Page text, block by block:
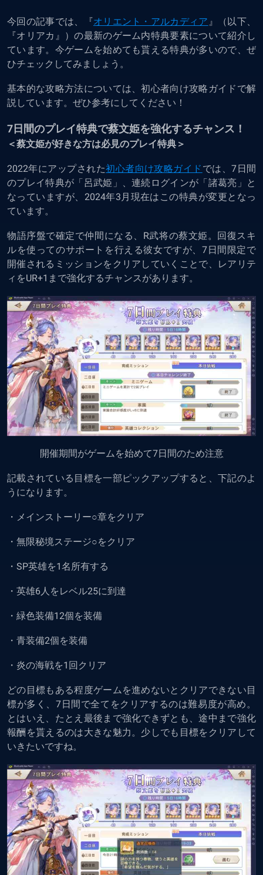
今回の記事では、『オリエント・アルカディア 』（以下、
『オリアカ』）の最新のゲーム内特典要素について紹介し
ています。今ゲームを始めても貰える特典が多いので、ぜ
ひチェックしてみましょう。
基本的な攻略方法については、初心者向け攻略ガイドで解
説しています。ぜひ参考にしてください！
7日間のプレイ特典で蔡文姫を強化するチャンス！
＜蔡文姫が好きな方は必見のプレイ特典＞
2022年にアップされた初心者向け攻略ガイド では、7日間
のプレイ特典が「呂武姫」、連続ログインが「諸葛亮」と
なっていますが、2024年3月現在はこの特典が変更となっ
ています。
物語序盤で確定で仲間になる、R武将の蔡文姫。回復スキ
ルを使ってのサポートを行える彼女ですが、7日間限定で
開催されるミッションをクリアしていくことで、レアリテ
ィをUR+1まで強化するチャンスがあります。
開催期間がゲームを始めて7日間のため注意
記載されている目標を一部ピックアップすると、下記のよ
うになります。
・メインストーリー○章をクリア
・無限秘境ステージ○をクリア
・SP英雄を1名所有する
・英雄6人をレベル25に到達
・緑色装備12個を装備
・青装備2個を装備
・炎の海戦を1回クリア
どの目標もある程度ゲームを進めないとクリアできない目
標が多く、7日間で全てをクリアするのは難易度が高め。
とはいえ、たとえ最後まで強化できずとも、途中まで強化
報酬を貰えるのは大きな魅力。少しでも目標をクリアして
いきたいですね。